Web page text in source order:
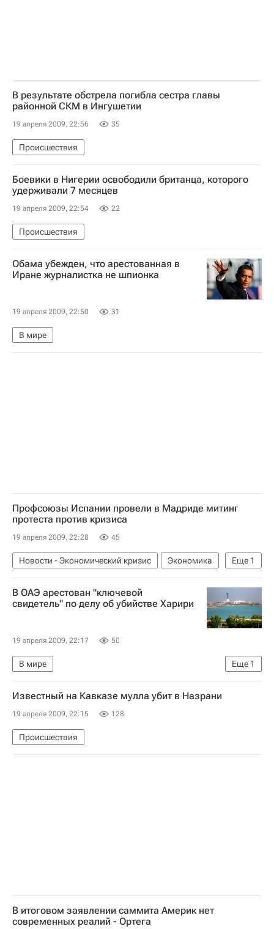
В результате обстрела погибла сестра главы
районной СКМ в Ингушетии
19 апреля 2009, 22:56 35
Происшествия
Боевики в Нигерии освободили британца, которого
удерживали 7 месяцев
19 апреля 2009, 22:54 22
Происшествия
Обама убежден, что арестованная в
Иране журналистка не шпионка
19 апреля 2009, 22:50 31
В мире
Профсоюзы Испании провели в Мадриде митинг
протеста против кризиса
19 апреля 2009, 22:28 45
Еще 1
Новости - Экономический кризис
Экономика
Социальные последствия финансового кризиса. Ситуация в апреле 2009 года
В ОАЭ арестован "ключевой
свидетель" по делу об убийстве Харири
19 апреля 2009, 22:17 50
Еще 1
В мире
Расследование убийства экс-премьера Ливана Рафика Харири
Известный на Кавказе мулла убит в Назрани
19 апреля 2009, 22:15 128
Происшествия
В итоговом заявлении саммита Америк нет
современных реалий - Ортега